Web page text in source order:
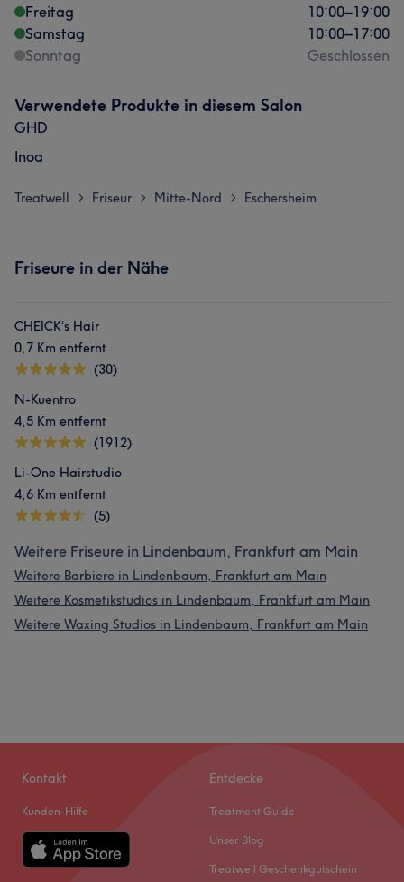
Freitag
10:00–19:00
Samstag
10:00–17:00
Sonntag
Geschlossen
Verwendete Produkte in diesem Salon
GHD
Inoa
Treatwell > Friseur > Mitte-Nord > Eschersheim
Friseure in der Nähe
CHEICK‘s Hair
0,7 Km entfernt
(30)
N-Kuentro
4,5 Km entfernt
(1912)
Li-One Hairstudio
4,6 Km entfernt
(5)
Weitere Friseure in Lindenbaum, Frankfurt am Main
Weitere Barbiere in Lindenbaum, Frankfurt am Main
Weitere Kosmetikstudios in Lindenbaum, Frankfurt am Main
Weitere Waxing Studios in Lindenbaum, Frankfurt am Main
Kontakt
Kunden-Hilfe
Entdecke
Treatment Guide
Unser Blog
Treatwell Geschenkgutschein